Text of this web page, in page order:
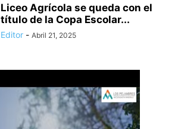
Liceo Agrícola se queda con el
título de la Copa Escolar...
Editor - Abril 21, 2025